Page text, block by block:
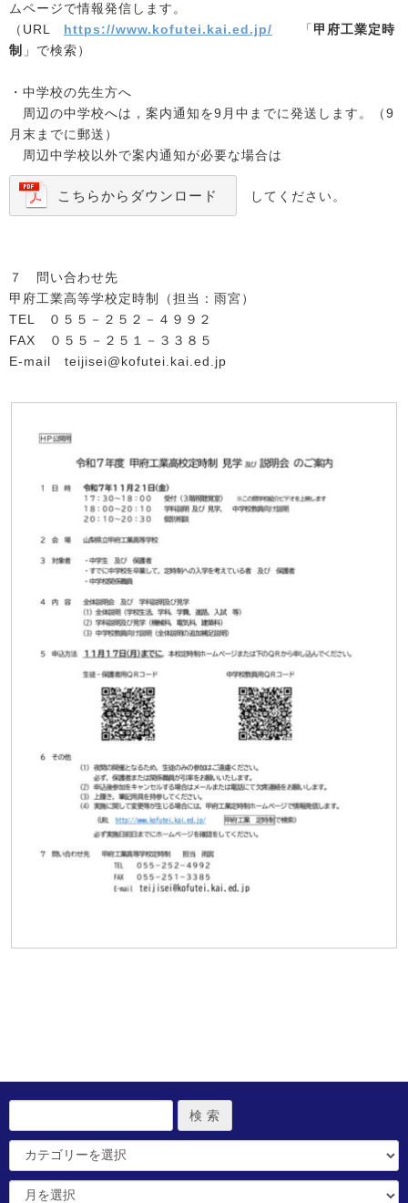
ムページで情報発信します。
（URL
https://www.kofutei.kai.ed.jp/ 「 甲府工業定時
制 」で検索）
・中学校の先生方へ
周辺の中学校へは，案内通知を9月中までに発送します。（9
月末までに郵送）
周辺中学校以外で案内通知が必要な場合は
こちらからダウンロード してください。
７ 問い合わせ先
甲府工業高等学校定時制（担当：雨宮）
TEL ０５５－２５２－４９９２
FAX ０５５－２５１－３３８５
E-mail teijisei@kofutei.kai.ed.jp